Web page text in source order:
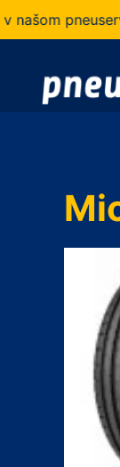
pneuservise.